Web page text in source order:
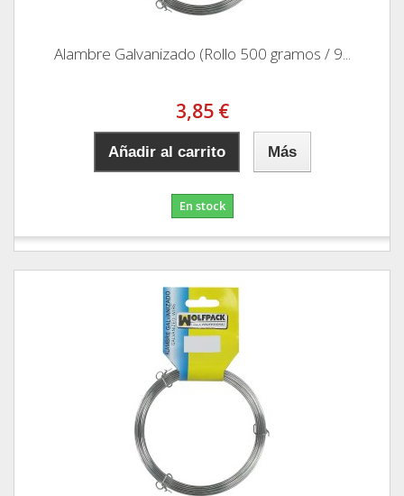
Alambre Galvanizado (Rollo 500 gramos / 9...
3,85 €
Añadir al carrito Más
En stock